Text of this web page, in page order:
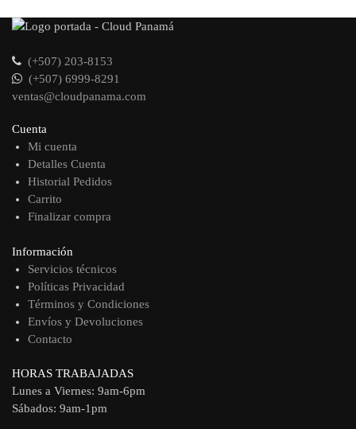
(+507) 203-8153
(+507) 6999-8291
ventas@cloudpanama.com
Cuenta
Mi cuenta
Detalles Cuenta
Historial Pedidos
Carrito
Finalizar compra
Información
Servicios técnicos
Políticas Privacidad
Términos y Condiciones
Envíos y Devoluciones
Contacto
HORAS TRABAJADAS
Lunes a Viernes: 9am-6pm
Sábados: 9am-1pm